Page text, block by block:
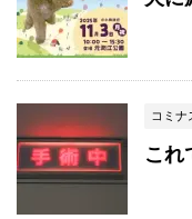
コミナ
これ